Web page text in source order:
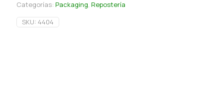
Categorías: Packaging, Repostería
SKU: 4404